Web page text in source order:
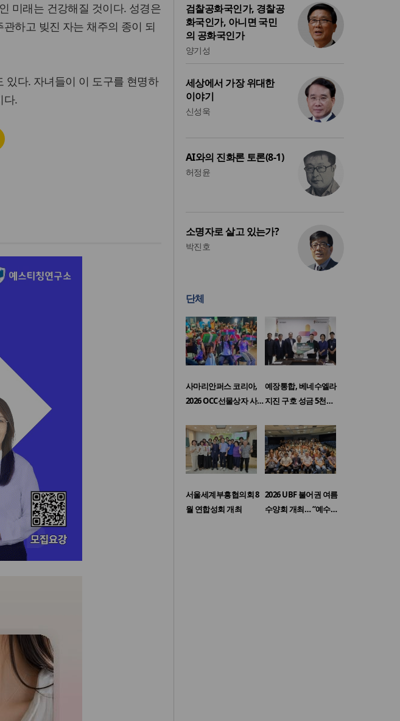
미래는 건강해질 것이다. 성경은
하고 빚진 자는 채주의 종이 되
있다. 자녀들이 이 도구를 현명하
다.
검찰공화국인가, 경찰공
화국인가, 아니면 국민
의 공화국인가
양기성
세상에서 가장 위대한
이야기
신성욱
AI와의 진화론 토론(8-1)
허정윤
소명자로 살고 있는가?
박진호
단체
사마리안퍼스 코리아,
2026 OCC선물상자 사…
예장통합, 베네수엘라
지진 구호 성금 5천…
서울세계부흥협의회 8
월 연합성회 개최
2026 UBF 불어권 여름
수양회 개최… “예수…